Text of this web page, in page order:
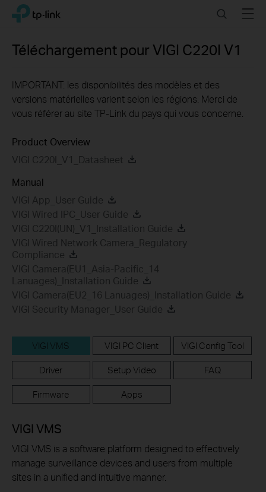
Click
the
navigation
TP-Link, Reliably Smart SearchMenu
Téléchargement pour VIGI C220I V1
IMPORTANT: les disponibilités des modèles et des
versions matérielles varient selon les régions. Merci de
vous référer au site TP-Link du pays qui vous concerne.
Product Overview
VIGI C220I_V1_Datasheet
Manual
VIGI App_User Guide
VIGI Wired IPC_User Guide
VIGI C220I(UN)_V1_Installation Guide
VIGI Wired Network Camera_Regulatory
Compliance
VIGI Camera(EU1_Asia-Pacific_14
Lanuages)_Installation Guide
VIGI Camera(EU2_16 Lanuages)_Installation Guide
VIGI Security Manager_User Guide
VIGI VMS VIGI PC Client VIGI Config Tool
Driver Setup Video FAQ
Firmware Apps
VIGI VMS
VIGI VMS is a software platform designed to effectively
manage surveillance devices and users from multiple
sites in a unified and intuitive manner.